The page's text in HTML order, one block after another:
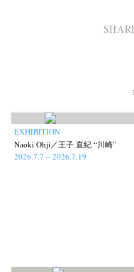
EXHIBITION
Naoki Ohji／王子 直紀 “川崎”
2026.7.7 – 2026.7.19